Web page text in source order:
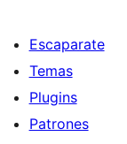
Escaparate
Temas
Plugins
Patrones